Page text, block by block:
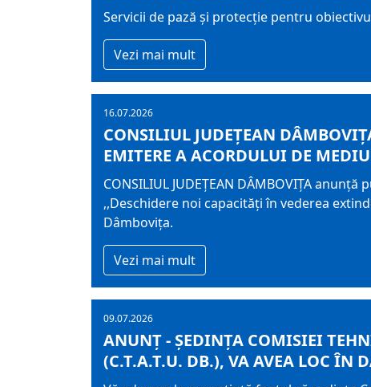
Servicii de pază și protecție pentru
Vezi mai mult
16.07.2026
CONSILIUL JUDEȚEAN
EMITERE A ACORDULUI DE MEDIU
CONSILIUL JUDEȚEAN DÂMBOVIȚA
,,Deschidere noi capacități în vederea
Dâmbovița.
Vezi mai mult
09.07.2026
ANUNȚ - ȘEDINȚA COMISIEI
(C.T.A.T.U. DB.), VA AVEA LOC ÎN